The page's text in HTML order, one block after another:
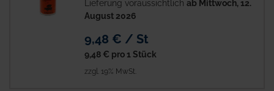
Lieferung voraussichtlich ab Mittwoch, 12.
August 2026
9,48 € / St
9,48 € pro 1 Stück
zzgl. 19% MwSt.